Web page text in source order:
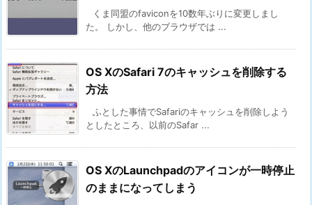
くま同盟のfaviconを10数年ぶりに変更しまし
た。 しかし、他のブラウザでは ...
OS XのSafari 7のキャッシュを削除する
方法
ふとした事情でSafariのキャッシュを削除しよう
としたところ、以前のSafar ...
OS XのLaunchpadのアイコンが一時停止
のままになってしまう